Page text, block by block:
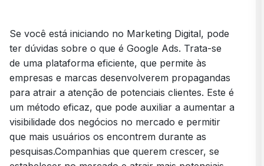
empresa?
Como utilizar o Google Ads no negócio?
Quanto custa Google Ads?
Se você está iniciando no Marketing Digital, pode
ter dúvidas sobre o que é Google Ads. Trata-se
de uma plataforma eficiente, que permite às
empresas e marcas desenvolverem propagandas
para atrair a atenção de potenciais clientes. Este é
um método eficaz, que pode auxiliar a aumentar a
visibilidade dos negócios no mercado e permitir
que mais usuários os encontrem durante as
pesquisas.Companhias que querem crescer, se